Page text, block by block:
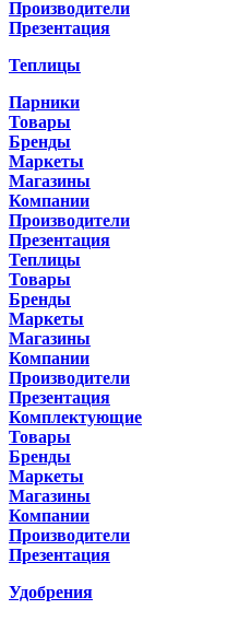
Производители
Презентация
Теплицы
Парники
Товары
Бренды
Маркеты
Магазины
Компании
Производители
Презентация
Теплицы
Товары
Бренды
Маркеты
Магазины
Компании
Производители
Презентация
Комплектующие
Товары
Бренды
Маркеты
Магазины
Компании
Производители
Презентация
Удобрения